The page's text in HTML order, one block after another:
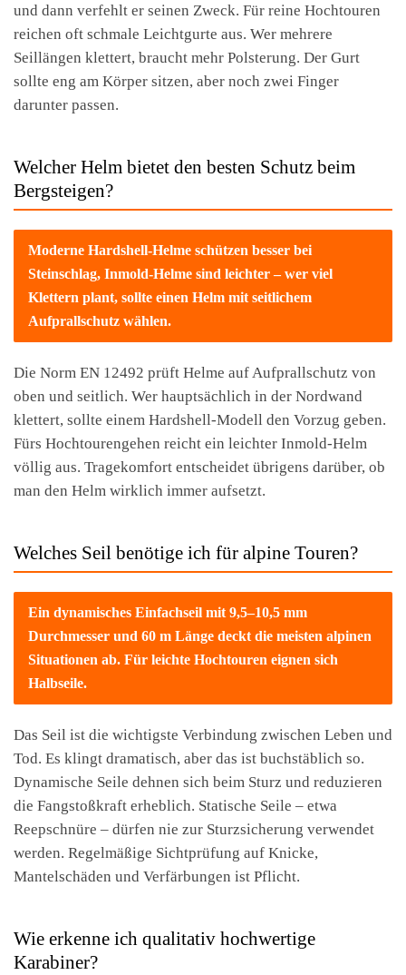
und dann verfehlt er seinen Zweck. Für reine Hochtouren
reichen oft schmale Leichtgurte aus. Wer mehrere
Seillängen klettert, braucht mehr Polsterung. Der Gurt
sollte eng am Körper sitzen, aber noch zwei Finger
darunter passen.
Welcher Helm bietet den besten Schutz beim
Bergsteigen?
Moderne Hardshell-Helme schützen besser bei
Steinschlag, Inmold-Helme sind leichter – wer viel
Klettern plant, sollte einen Helm mit seitlichem
Aufprallschutz wählen.
Die Norm EN 12492 prüft Helme auf Aufprallschutz von
oben und seitlich. Wer hauptsächlich in der Nordwand
klettert, sollte einem Hardshell-Modell den Vorzug geben.
Fürs Hochtourengehen reicht ein leichter Inmold-Helm
völlig aus. Tragekomfort entscheidet übrigens darüber, ob
man den Helm wirklich immer aufsetzt.
Welches Seil benötige ich für alpine Touren?
Ein dynamisches Einfachseil mit 9,5–10,5 mm
Durchmesser und 60 m Länge deckt die meisten alpinen
Situationen ab. Für leichte Hochtouren eignen sich
Halbseile.
Das Seil ist die wichtigste Verbindung zwischen Leben und
Tod. Es klingt dramatisch, aber das ist buchstäblich so.
Dynamische Seile dehnen sich beim Sturz und reduzieren
die Fangstoßkraft erheblich. Statische Seile – etwa
Reepschnüre – dürfen nie zur Sturzsicherung verwendet
werden. Regelmäßige Sichtprüfung auf Knicke,
Mantelschäden und Verfärbungen ist Pflicht.
Wie erkenne ich qualitativ hochwertige
Karabiner?